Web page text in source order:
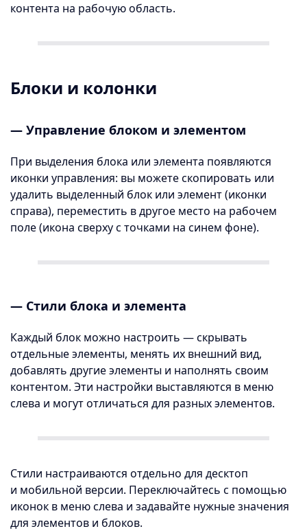
контента на рабочую область.
Блоки и колонки
— Управление блоком и элементом
При выделения блока или элемента появляются
иконки управления: вы можете скопировать или
удалить выделенный блок или элемент (иконки
справа), переместить в другое место на рабочем
поле (икона сверху с точками на синем фоне).
— Стили блока и элемента
Каждый блок можно настроить — скрывать
отдельные элементы, менять их внешний вид,
добавлять другие элементы и наполнять своим
контентом. Эти настройки выставляются в меню
слева и могут отличаться для разных элементов.
Стили настраиваются отдельно для десктоп
и мобильной версии. Переключайтесь с помощью
иконок в меню слева и задавайте нужные значения
для элементов и блоков.